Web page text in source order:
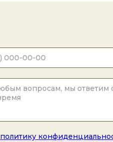
политику